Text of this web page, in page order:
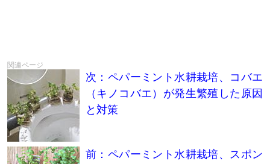
次：ペパーミント水耕栽培、コバエ
（キノコバエ）が発生繁殖した原因
と対策
前：ペパーミント水耕栽培、スポン